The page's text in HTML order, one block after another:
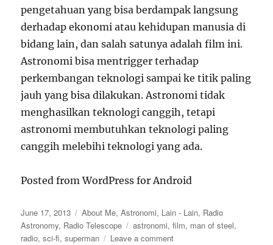
pengetahuan yang bisa berdampak langsung
derhadap ekonomi atau kehidupan manusia di
bidang lain, dan salah satunya adalah film ini.
Astronomi bisa mentrigger terhadap
perkembangan teknologi sampai ke titik paling
jauh yang bisa dilakukan. Astronomi tidak
menghasilkan teknologi canggih, tetapi
astronomi membutuhkan teknologi paling
canggih melebihi teknologi yang ada.
Posted from WordPress for Android
Posted
on
June 17, 2013 Categories
About Me,Astronomi, Lain - Lain, Radio
Astronomy, Radio Telescope Tags
astronomi,film, man of steel,
radio,sci-fi,superman Leave a commenton